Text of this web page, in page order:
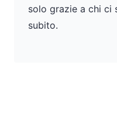
solo grazie a chi ci
subito.